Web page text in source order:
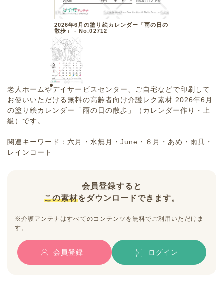
2026年6月の塗り絵カレンダー「雨の日の
散歩」 - No.02712
老人ホームやデイサービスセンター、ご自宅などで印刷して
お使いいただける無料の高齢者向け介護レク素材 2026年6月
の塗り絵カレンダー「雨の日の散歩」（カレンダー作り・上
級）です。
関連キーワード：六月・水無月・June・６月・あめ・雨具・
レインコート
会員登録すると
この素材をダウンロードできます。
※介護アンテナはすべてのコンテンツを無料でご利用いただけま
す。
会員登録 ログイン